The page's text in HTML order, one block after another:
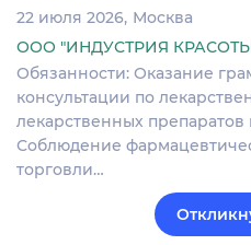
22 июля 2026 Москва
ООО "ИНДУСТРИЯ
Обязанности: Оказание
консультации по
лекарственных
Соблюдение
торговли…